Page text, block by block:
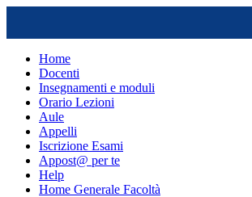
Home
Docenti
Insegnamenti e moduli
Orario Lezioni
Aule
Appelli
Iscrizione Esami
Appost@ per te
Help
Home Generale Facoltà